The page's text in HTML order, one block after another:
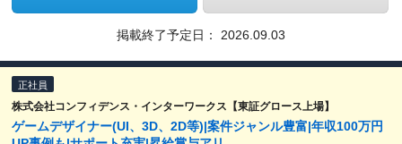
掲載終了予定日： 2026.09.03
正社員
株式会社コンフィデンス・インターワークス【東証グロース上場】
ゲームデザイナー(UI、3D、2D等)|案件ジャンル豊富|年収100万円